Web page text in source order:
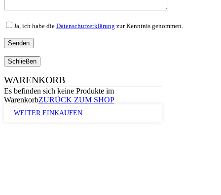
Ja, ich habe die Datenschutzerklärung zur Kenntnis genommen.
Schließen
WARENKORB
Es befinden sich keine Produkte im
WarenkorbZURÜCK ZUM SHOP
WEITER EINKAUFEN